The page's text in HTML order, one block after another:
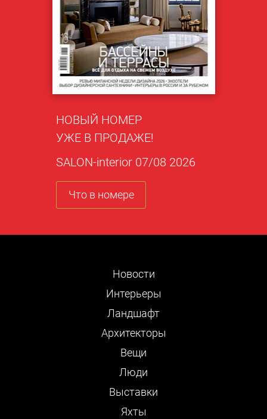
НОВЫЙ НОМЕР
УЖЕ В ПРОДАЖЕ!
SALON-interior 07/08 2026
Что в номере
Новости
Интерьеры
Ландшафт
Архитекторы
Вещи
Люди
Выставки
Яхты